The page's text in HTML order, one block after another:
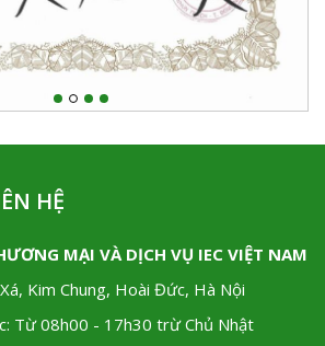
HỆ
MẠI VÀ DỊCH VỤ IEC VIỆT NAM
Kim Chung, Hoài Đức, Hà Nội
Từ 08h00 - 17h30 trừ Chủ Nhật